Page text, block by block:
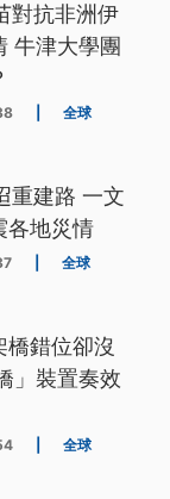
對抗非洲伊
牛津大學團
全球
重建路 一文
各地災情
全球
橋錯位卻沒
」裝置奏效
全球